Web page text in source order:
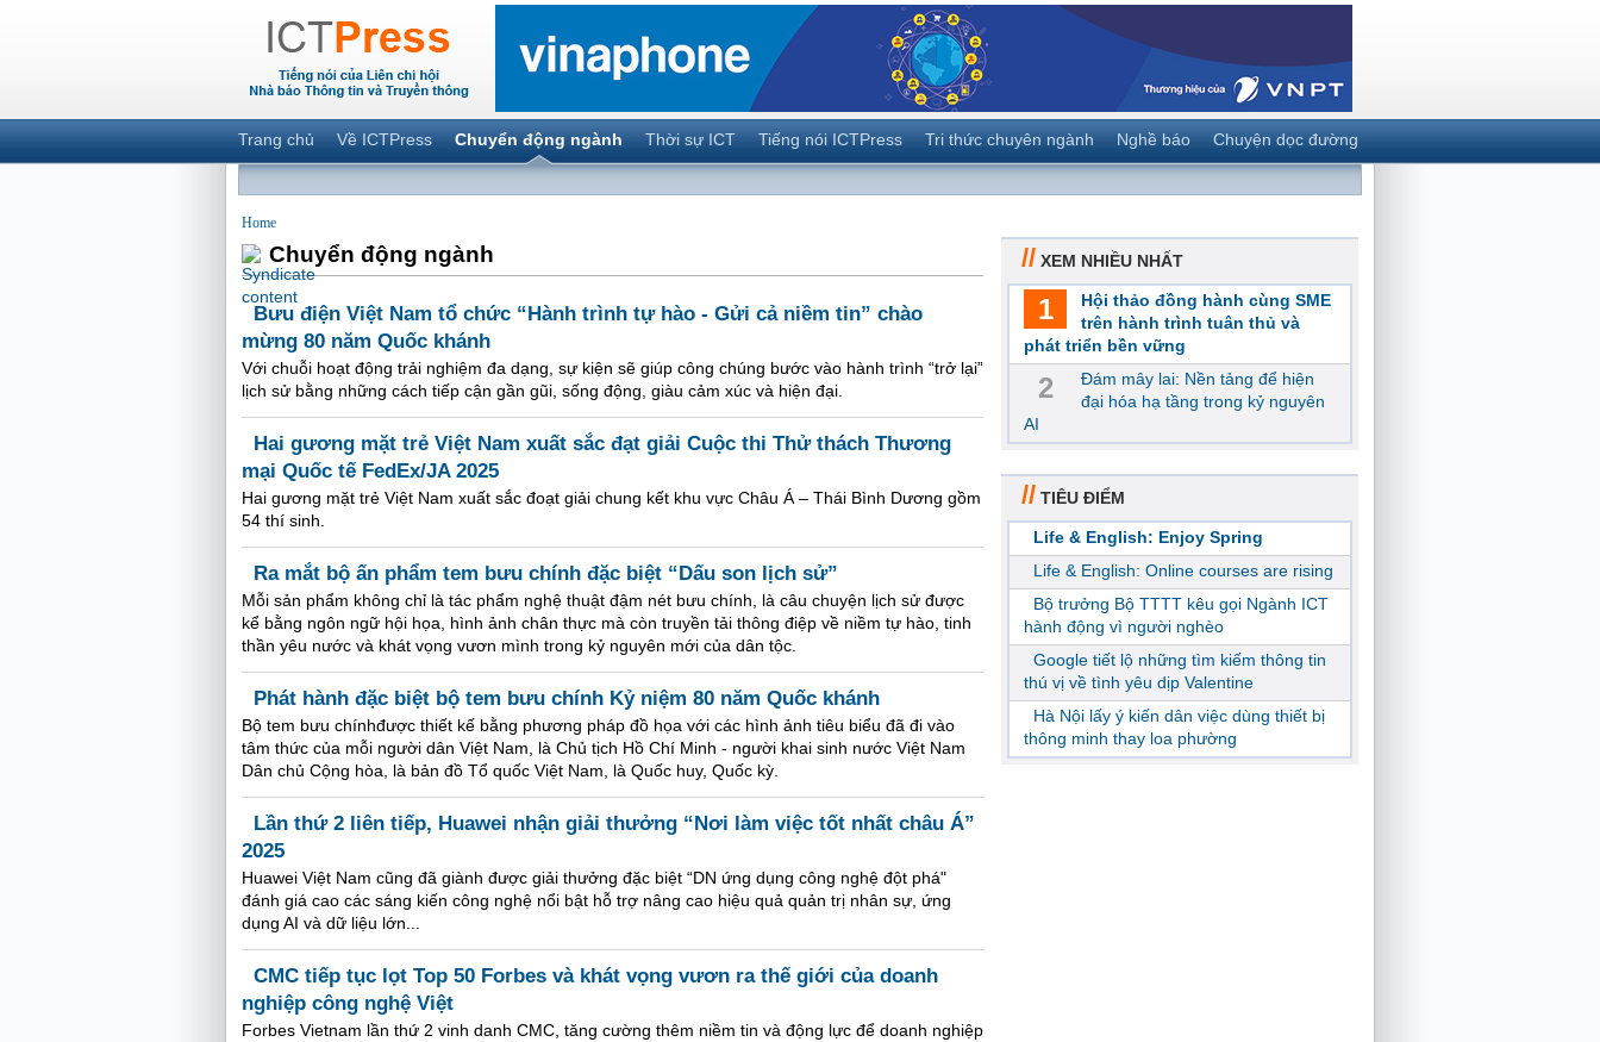
Trang chủ Về ICTPress Chuyển động ngành Thời sự ICT Tiếng nói ICTPress Tri thức chuyên ngành Nghề báo Chuyện dọc đường
Home
Chuyển động ngành
Bưu điện Việt Nam tổ chức “Hành trình tự hào - Gửi cả niềm tin” chào
mừng 80 năm Quốc khánh
Với chuỗi hoạt động trải nghiệm đa dạng, sự kiện sẽ giúp công chúng bước vào hành trình “trở lại”
lịch sử bằng những cách tiếp cận gần gũi, sống động, giàu cảm xúc và hiện đại.
Hai gương mặt trẻ Việt Nam xuất sắc đạt giải Cuộc thi Thử thách Thương
mại Quốc tế FedEx/JA 2025
Hai gương mặt trẻ Việt Nam xuất sắc đoạt giải chung kết khu vực Châu Á – Thái Bình Dương gồm
54 thí sinh.
Ra mắt bộ ấn phẩm tem bưu chính đặc biệt “Dấu son lịch sử”
Mỗi sản phẩm không chỉ là tác phẩm nghệ thuật đậm nét bưu chính, là câu chuyện lịch sử được
kể bằng ngôn ngữ hội họa, hình ảnh chân thực mà còn truyền tải thông điệp về niềm tự hào, tinh
thần yêu nước và khát vọng vươn mình trong kỷ nguyên mới của dân tộc.
Phát hành đặc biệt bộ tem bưu chính Kỷ niệm 80 năm Quốc khánh
Bộ tem bưu chínhđược thiết kế bằng phương pháp đồ họa với các hình ảnh tiêu biểu đã đi vào
tâm thức của mỗi người dân Việt Nam, là Chủ tịch Hồ Chí Minh - người khai sinh nước Việt Nam
Dân chủ Cộng hòa, là bản đồ Tổ quốc Việt Nam, là Quốc huy, Quốc kỳ.
Lần thứ 2 liên tiếp, Huawei nhận giải thưởng “Nơi làm việc tốt nhất châu Á”
2025
Huawei Việt Nam cũng đã giành được giải thưởng đặc biệt “DN ứng dụng công nghệ đột phá"
đánh giá cao các sáng kiến công nghệ nổi bật hỗ trợ nâng cao hiệu quả quản trị nhân sự, ứng
dụng AI và dữ liệu lớn...
CMC tiếp tục lọt Top 50 Forbes và khát vọng vươn ra thế giới của doanh
nghiệp công nghệ Việt
Forbes Vietnam lần thứ 2 vinh danh CMC, tăng cường thêm niềm tin và động lực để doanh nghiệp
// XEM NHIỀU NHẤT
1
Hội thảo đồng hành cùng SME
trên hành trình tuân thủ và
phát triển bền vững
2
Đám mây lai: Nền tảng để hiện
đại hóa hạ tầng trong kỷ nguyên
AI
// TIÊU ĐIỂM
Life & English: Enjoy Spring
Life & English: Online courses are rising
Bộ trưởng Bộ TTTT kêu gọi Ngành ICT
hành động vì người nghèo
Google tiết lộ những tìm kiếm thông tin
thú vị về tình yêu dịp Valentine
Hà Nội lấy ý kiến dân việc dùng thiết bị
thông minh thay loa phường